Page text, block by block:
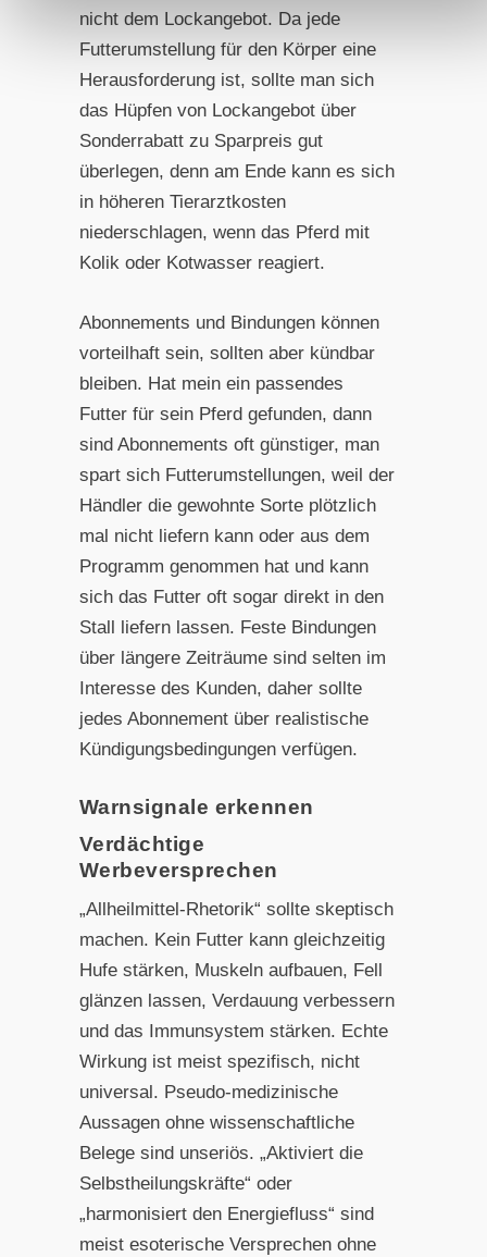
nicht dem Lockangebot. Da jede
Futterumstellung für den Körper eine
Herausforderung ist, sollte man sich
das Hüpfen von Lockangebot über
Sonderrabatt zu Sparpreis gut
überlegen, denn am Ende kann es sich
in höheren Tierarztkosten
niederschlagen, wenn das Pferd mit
Kolik oder Kotwasser reagiert.
Abonnements und Bindungen können
vorteilhaft sein, sollten aber kündbar
bleiben. Hat mein ein passendes
Futter für sein Pferd gefunden, dann
sind Abonnements oft günstiger, man
spart sich Futterumstellungen, weil der
Händler die gewohnte Sorte plötzlich
mal nicht liefern kann oder aus dem
Programm genommen hat und kann
sich das Futter oft sogar direkt in den
Stall liefern lassen. Feste Bindungen
über längere Zeiträume sind selten im
Interesse des Kunden, daher sollte
jedes Abonnement über realistische
Kündigungsbedingungen verfügen.
Warnsignale erkennen
Verdächtige
Werbeversprechen
„Allheilmittel-Rhetorik“ sollte skeptisch
machen. Kein Futter kann gleichzeitig
Hufe stärken, Muskeln aufbauen, Fell
glänzen lassen, Verdauung verbessern
und das Immunsystem stärken. Echte
Wirkung ist meist spezifisch, nicht
universal. Pseudo-medizinische
Aussagen ohne wissenschaftliche
Belege sind unseriös. „Aktiviert die
Selbstheilungskräfte“ oder
„harmonisiert den Energiefluss“ sind
meist esoterische Versprechen ohne